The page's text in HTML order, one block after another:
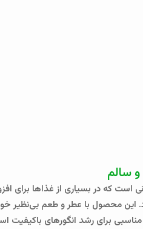
و سالم
است که در بسیاری از غذاها
محصول با عطر و طعم بی‌نظیر
برای رشد انگورهای باکیفیت